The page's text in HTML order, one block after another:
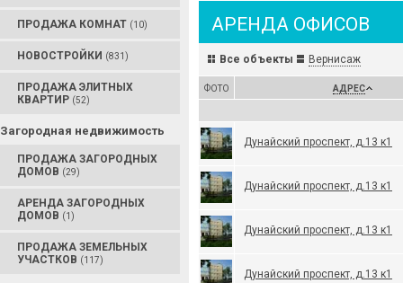
ПРОДАЖА КОМНАТ (10)
НОВОСТРОЙКИ (831)
ПРОДАЖА ЭЛИТНЫХ
КВАРТИР (52)
Загородная недвижимость
ПРОДАЖА ЗАГОРОДНЫХ
ДОМОВ (29)
АРЕНДА ЗАГОРОДНЫХ
ДОМОВ (1)
ПРОДАЖА ЗЕМЕЛЬНЫХ
УЧАСТКОВ (117)
АРЕНДА ОФИСОВ
Все объекты Вернисаж
ФОТО АДРЕС
Дунайский проспект, д.13 к1
Дунайский проспект, д.13 к1
Дунайский проспект, д.13 к1
Дунайский проспект, д.13 к1